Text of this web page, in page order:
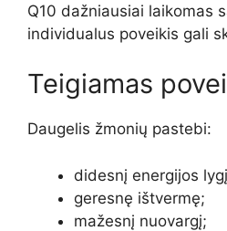
Q10 dažniausiai laikomas
individualus poveikis gali
Teigiamas
Daugelis žmonių pastebi:
didesnį energijos
geresnę ištvermę;
mažesnį nuovargį;